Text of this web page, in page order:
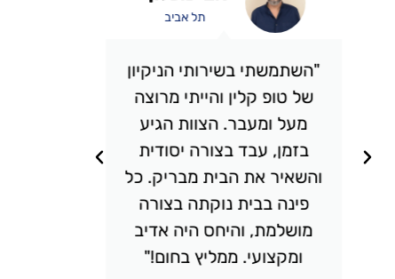
"השתמשתי בשירותי הניקיון
של טופ קלין והייתי מרוצה
מעל ומעבר. הצוות הגיע
בזמן, עבד בצורה יסודית
והשאיר את הבית מבריק. כל
פינה בבית נוקתה בצורה
מושלמת, והיחס היה אדיב
ומקצועי. ממליץ בחום!"
תל אביב